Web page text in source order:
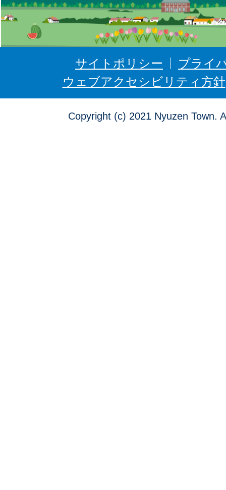
う
ぜ
サイトポリシー
プライ
ウェブアクセシビリティ方針
Copyright (c) 2021 Nyuzen Town.